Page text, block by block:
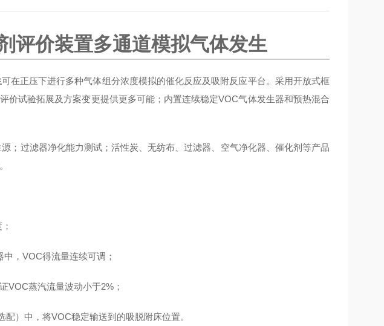
评价装置多通道模拟气体发生
可在正压下进行多种气体组分浓度模拟的催化反应及吸附反应平台。采用开放式框
价试验拓展及方案变更提供更多可能；内置连续稳定VOC气体发生器和预热混合
；过滤器净化能力测试；活性炭、无纺布、过滤器、空气净化器、催化剂等产品
，VOC得流量连续可调；
VOC蒸汽流量波动小于2%；
）中，将VOC稳定输送到的吸脱附床位置。